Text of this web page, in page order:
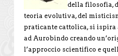
della filosofia,
teoria evolutiva, del
praticante cattolica, si ispira
ad Aurobindo creando
l’approccio scientifico e